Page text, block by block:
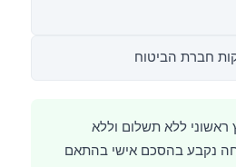
חברת הביטוח
ראשוני ללא תשלום וללא
נקבע בהסכם אישי בהתאם